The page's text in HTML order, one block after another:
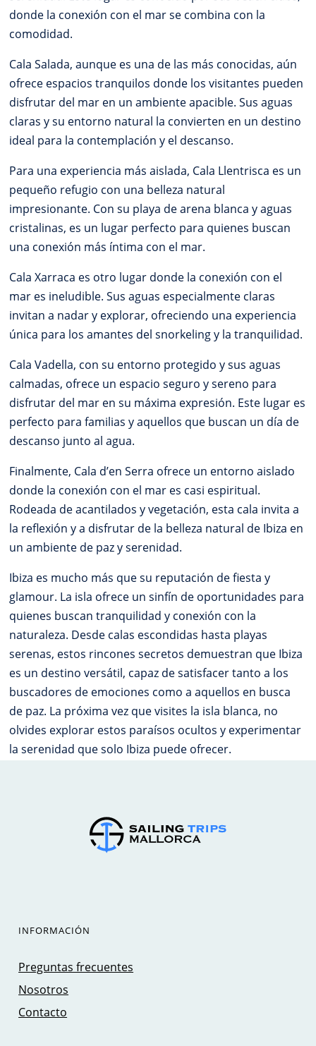
donde la conexión con el mar se combina con la
comodidad.
Cala Salada, aunque es una de las más conocidas, aún
ofrece espacios tranquilos donde los visitantes pueden
disfrutar del mar en un ambiente apacible. Sus aguas
claras y su entorno natural la convierten en un destino
ideal para la contemplación y el descanso.
Para una experiencia más aislada, Cala Llentrisca es un
pequeño refugio con una belleza natural
impresionante. Con su playa de arena blanca y aguas
cristalinas, es un lugar perfecto para quienes buscan
una conexión más íntima con el mar.
Cala Xarraca es otro lugar donde la conexión con el
mar es ineludible. Sus aguas especialmente claras
invitan a nadar y explorar, ofreciendo una experiencia
única para los amantes del snorkeling y la tranquilidad.
Cala Vadella, con su entorno protegido y sus aguas
calmadas, ofrece un espacio seguro y sereno para
disfrutar del mar en su máxima expresión. Este lugar es
perfecto para familias y aquellos que buscan un día de
descanso junto al agua.
Finalmente, Cala d’en Serra ofrece un entorno aislado
donde la conexión con el mar es casi espiritual.
Rodeada de acantilados y vegetación, esta cala invita a
la reflexión y a disfrutar de la belleza natural de Ibiza en
un ambiente de paz y serenidad.
Ibiza es mucho más que su reputación de fiesta y
glamour. La isla ofrece un sinfín de oportunidades para
quienes buscan tranquilidad y conexión con la
naturaleza. Desde calas escondidas hasta playas
serenas, estos rincones secretos demuestran que Ibiza
es un destino versátil, capaz de satisfacer tanto a los
buscadores de emociones como a aquellos en busca
de paz. La próxima vez que visites la isla blanca, no
olvides explorar estos paraísos ocultos y experimentar
la serenidad que solo Ibiza puede ofrecer.
INFORMACIÓN
Preguntas frecuentes
Nosotros
Contacto